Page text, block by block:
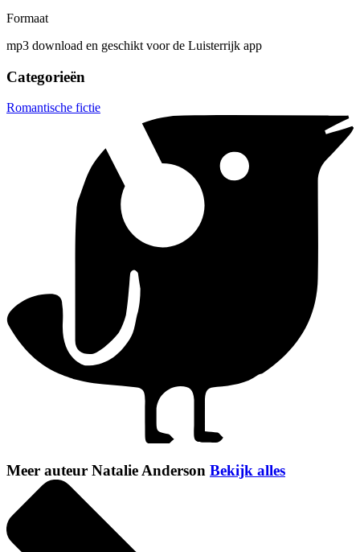
Formaat
mp3 download en geschikt voor de Luisterrijk app
Categorieën
Romantische fictie
Meer auteur Natalie Anderson Bekijk alles